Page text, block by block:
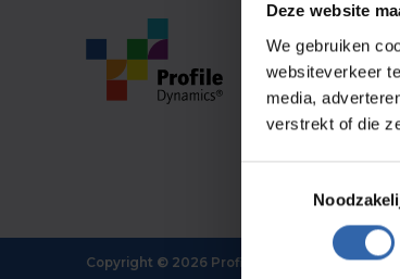
Deze website
We gebruiken
websiteverkeer
media,
verstrekt of die
Individuell
Team
Organisation
Für wen
HR
C-level
Copyright © 2026 Profile Dynamics